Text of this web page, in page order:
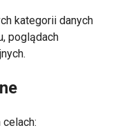
kategorii danych
poglądach